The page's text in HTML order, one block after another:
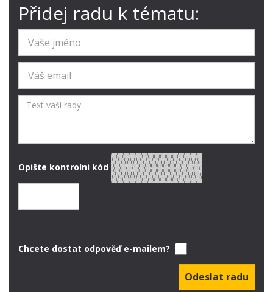
Přidej radu k tématu:
Opište kontrolni kód
Chcete dostat odpověď e-mailem?